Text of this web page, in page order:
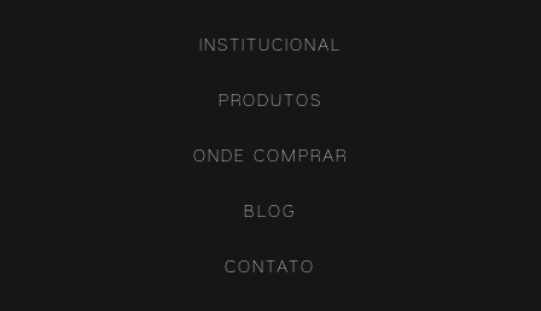
INSTITUCIONAL
PRODUTOS
ONDE COMPRAR
BLOG
CONTATO